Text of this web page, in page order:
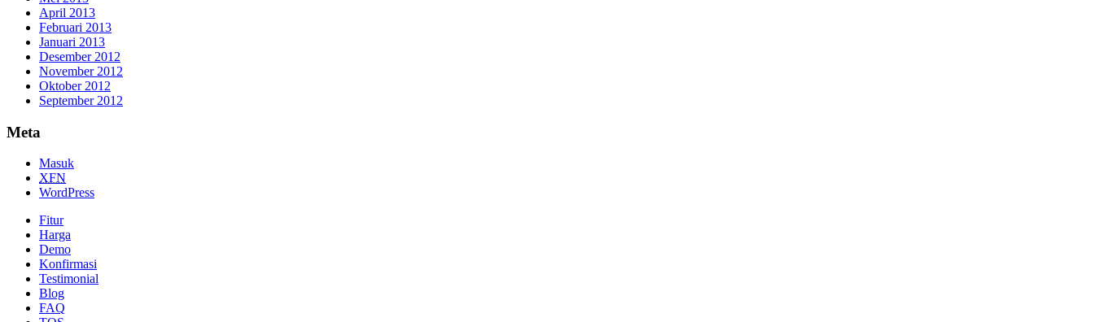
April 2013
Februari 2013
Januari 2013
Desember 2012
November 2012
Oktober 2012
September 2012
Meta
Masuk
XFN
WordPress
Fitur
Harga
Demo
Konfirmasi
Testimonial
Blog
FAQ